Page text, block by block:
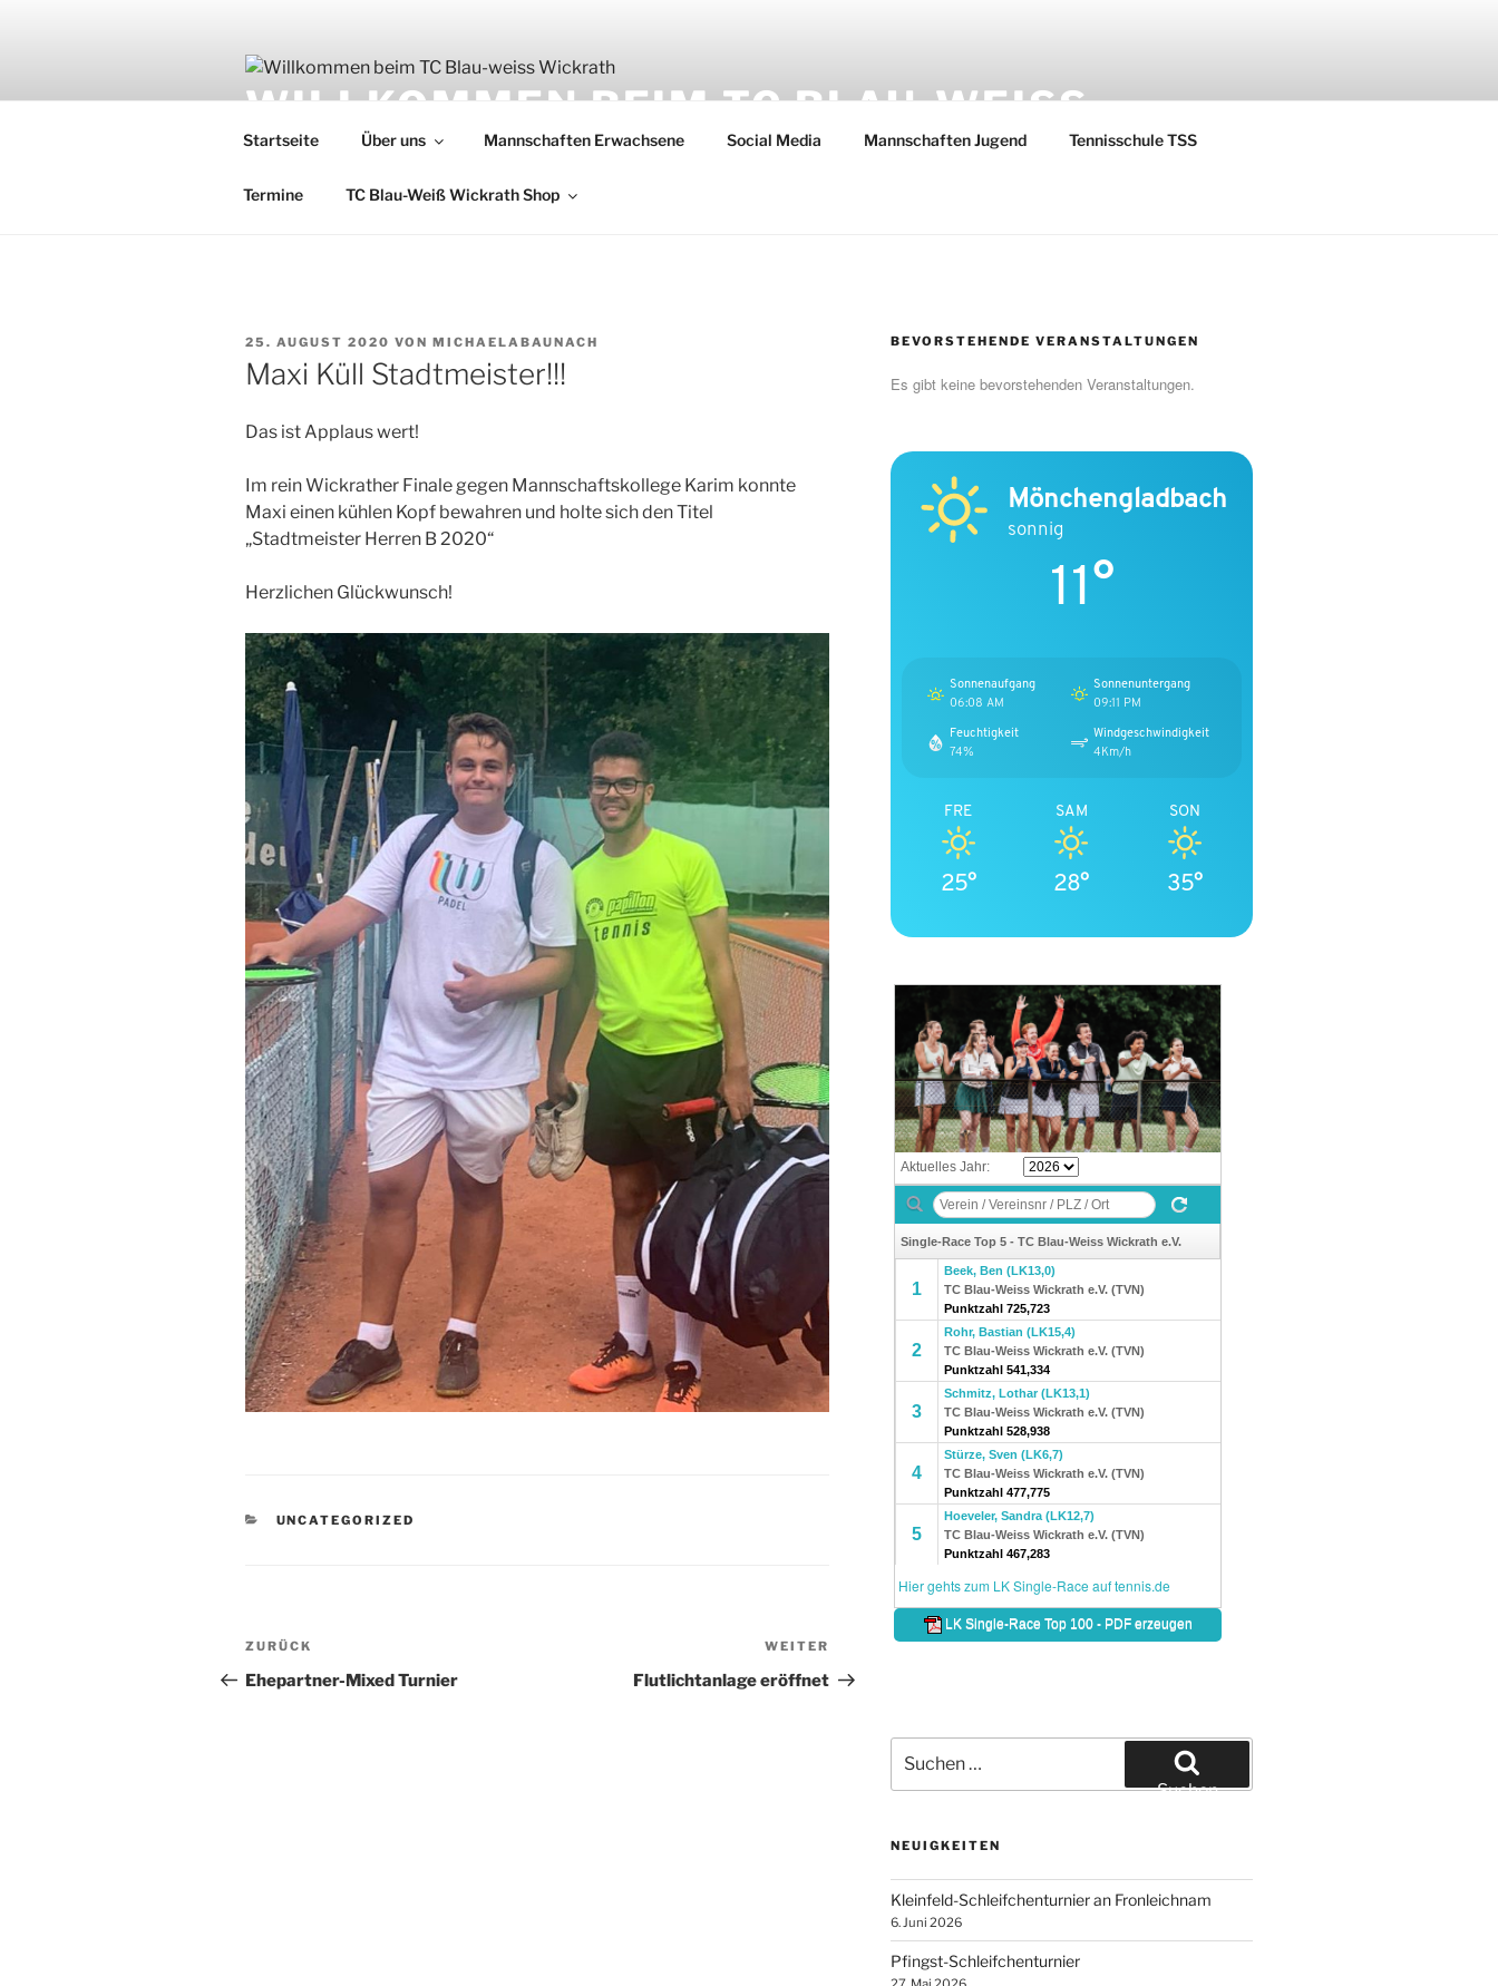
WILLKOMMEN BEIM TC BLAU-WEISS
WICKRATH
Startseite Über uns Mannschaften Erwachsene Social Media Mannschaften Jugend Tennisschule TSS
Termine TC Blau-Weiß Wickrath Shop
VERÖFFENTLICHT
25. AUGUST 2020 VON MICHAELABAUNACH
Maxi Küll Stadtmeister!!!
Das ist Applaus wert!
Im rein Wickrather Finale gegen Mannschaftskollege Karim konnte
Maxi einen kühlen Kopf bewahren und holte sich den Titel
„Stadtmeister Herren B 2020“
Herzlichen Glückwunsch!
KATEGORIEN
UNCATEGORIZED
Beitragsnavigation
Vorheriger
Beitrag
ZURÜCK
Ehepartner-Mixed Turnier
Nächster
Beitrag
WEITER
Flutlichtanlage eröffnet
BEVORSTEHENDE VERANSTALTUNGEN
Es gibt keine bevorstehenden Veranstaltungen.
Mönchengladbach
sonnig
11°
Sonnenaufgang
06:08 AM
Sonnenuntergang
09:11 PM
Feuchtigkeit
74%
Windgeschwindigkeit
4Km/h
FRE
25°
SAM
28°
SON
35°
nach:
Suchen
NEUIGKEITEN
Kleinfeld-Schleifchenturnier an Fronleichnam
6. Juni 2026
Pfingst-Schleifchenturnier